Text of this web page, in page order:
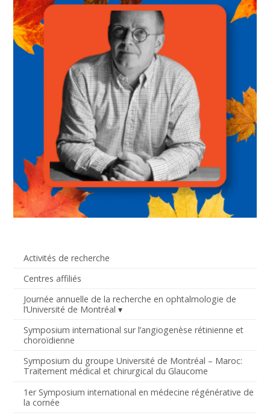
Activités de recherche
Centres affiliés
Journée annuelle de la recherche en ophtalmologie de
l’Université de Montréal
Symposium international sur l’angiogenèse rétinienne et
choroïdienne
Symposium du groupe Université de Montréal – Maroc:
Traitement médical et chirurgical du Glaucome
1er Symposium international en médecine régénérative de
la cornée